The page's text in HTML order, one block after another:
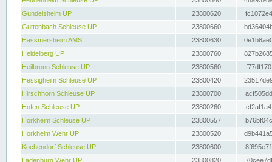
Gundelsheim UP
23800620
Guttenbach Schleuse UP
23800660
Hassmersheim AMS
23800630
Heidelberg UP
23800760
Heilbronn Schleuse UP
23800560
Hessigheim Schleuse UP
23800420
Hirschhorn Schleuse UP
23800700
Hofen Schleuse UP
23800260
Horkheim Schleuse UP
23800557
Horkheim Wehr UP
23800520
Kochendorf Schleuse UP
23800600
Ladenburg Wehr UP
23800820